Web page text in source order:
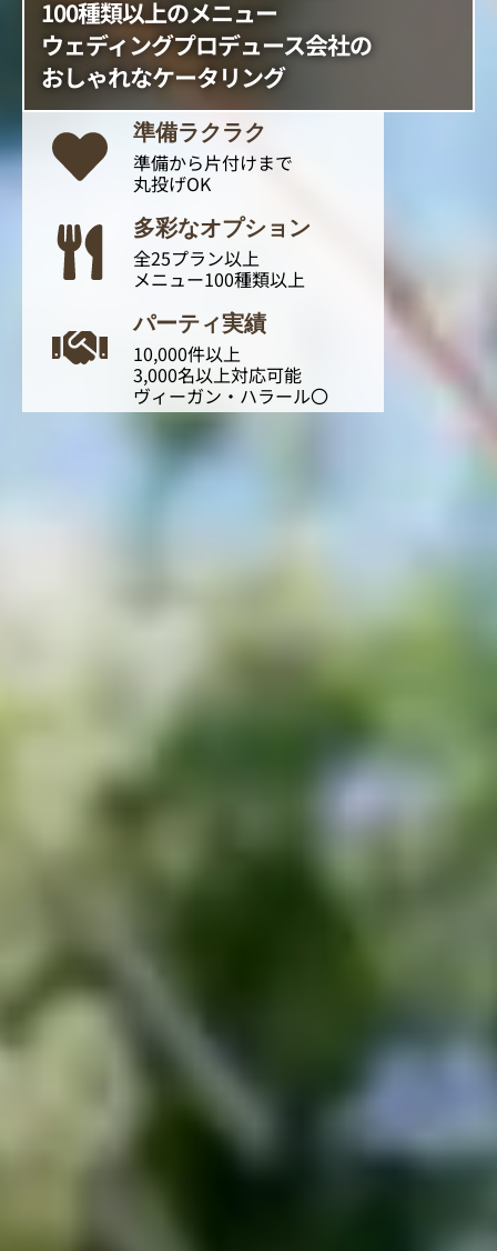
100種類以上のメニュー
ウェディングプロデュース会社の
おしゃれなケータリング
準備ラクラク​
準備から片付けまで
丸投げOK
多彩なオプション
全25プラン以上
メニュー100種類以上
パーティ実績
10,000件以上
3,000名以上対応可能
ヴィーガン・ハラール〇